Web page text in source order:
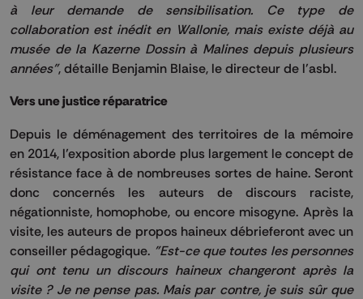
à leur demande de sensibilisation. Ce type de
collaboration est inédit en Wallonie, mais existe déjà au
musée de la Kazerne Dossinà Malines depuis plusieurs
années", détaille Benjamin Blaise, le directeur de l’asbl.
Vers une justice réparatrice
Depuis le déménagement des territoires de la mémoire
en 2014, l’exposition aborde plus largement le concept de
résistance face à de nombreuses sortes de haine. Seront
donc concernés les auteurs de discours raciste,
négationniste, homophobe, ou encore misogyne. Après la
visite, les auteurs de propos haineux débrieferont avec un
conseiller pédagogique. "Est-ce que toutes les personnes
qui ont tenu un discours haineux changeront après la
visite ?Je ne pense pas.Mais par contre, je suis sûr que